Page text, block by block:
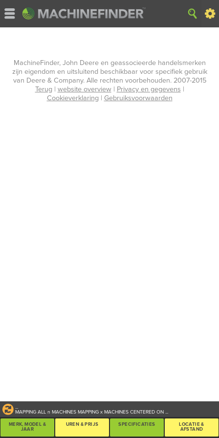
...
MAPPING ALLn MACHINESMAPPINGx MACHINES CENTERED ON...
MERK, MODEL &
JAAR
UREN & PRIJS SPECIFICATIES
LOCATIE &
AFSTAND
MachineFinder, John Deere en geassocieerde handelsmerken
zijn eigendom en uitsluitend beschikbaar voor specifiek gebruik
van Deere & Company. Alle rechten voorbehouden. 2007-2015
Terug | website overview | Privacy en gegevens |
Cookieverklaring | Gebruiksvoorwaarden